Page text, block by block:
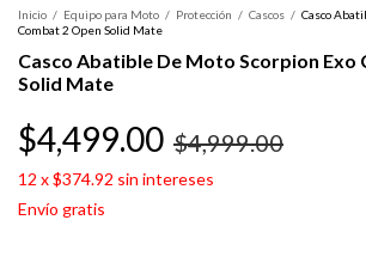
Inicio / Equipo para Moto / Protección / Cascos / Casco
Combat 2 Open Solid Mate
Casco Abatible De Moto Scorpion Exo
Solid Mate
$4,499.00 $4,999.00
12 x$374.92 sin intereses
Envío gratis